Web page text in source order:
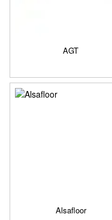
AGT
Alsafloor